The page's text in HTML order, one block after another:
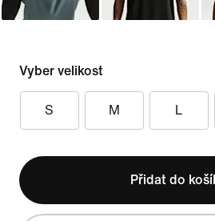
Vyber velikost
S M L
Přidat do